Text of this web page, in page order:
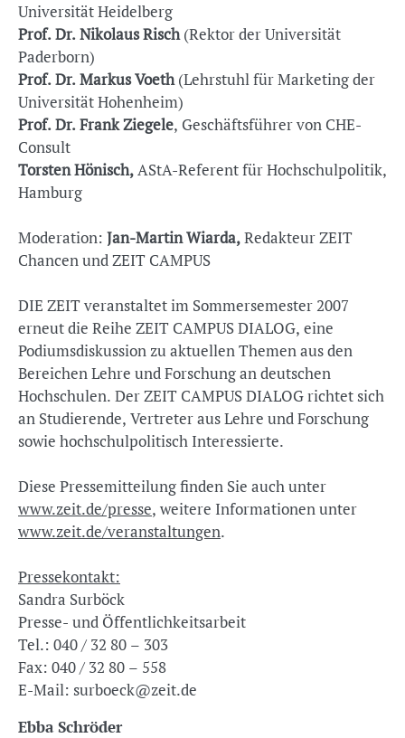
Universität Heidelberg
Prof. Dr. Nikolaus Risch(Rektor der Universität
Paderborn)
Prof. Dr. Markus Voeth(Lehrstuhl für Marketing der
Universität Hohenheim)
Prof. Dr. Frank Ziegele, Geschäftsführer von CHE-
Consult
Torsten Hönisch,AStA-Referent für Hochschulpolitik,
Hamburg
Moderation: Jan-Martin Wiarda,Redakteur ZEIT
Chancen und ZEIT CAMPUS
DIE ZEIT veranstaltet im Sommersemester 2007
erneut die Reihe ZEIT CAMPUS DIALOG, eine
Podiumsdiskussion zu aktuellen Themen aus den
Bereichen Lehre und Forschung an deutschen
Hochschulen. Der ZEIT CAMPUS DIALOG richtet sich
an Studierende, Vertreter aus Lehre und Forschung
sowie hochschulpolitisch Interessierte.
Diese Pressemitteilung finden Sie auch unter
www.zeit.de/presse, weitere Informationen unter
www.zeit.de/veranstaltungen.
Pressekontakt:
Sandra Surböck
Presse- und Öffentlichkeitsarbeit
Tel.: 040 / 32 80 – 303
Fax: 040 / 32 80 – 558
E-Mail: surboeck@zeit.de
Ebba Schröder